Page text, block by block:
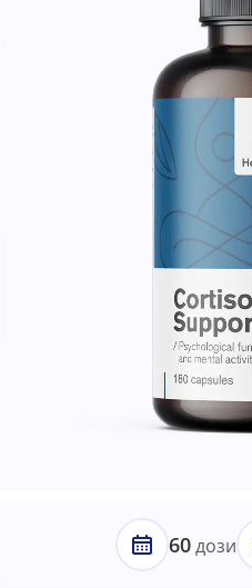
60дози